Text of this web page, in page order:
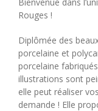
Rouges !
Diplômée des
porcelaine et
porcelaine
illustrations sont
elle peut réaliser
demande ! Elle